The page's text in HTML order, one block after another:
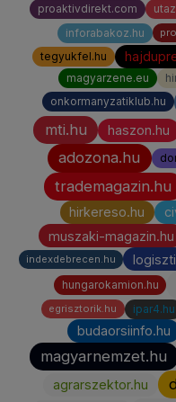
proaktivdirekt.com
inforabakoz.hu
tegyukfel.hu
magyarzene.eu
onkormanyzatiklub.hu
mti.hu haszon.hu
adozona.hu
trademagazin.hu
hirkereso.hu
muszaki-magazin.hu
indexdebrecen.hu
hungarokamion.hu
egrisztorik.hu ipar4.hu
budaorsiinfo.hu
magyarnemzet.hu
agrarszektor.hu